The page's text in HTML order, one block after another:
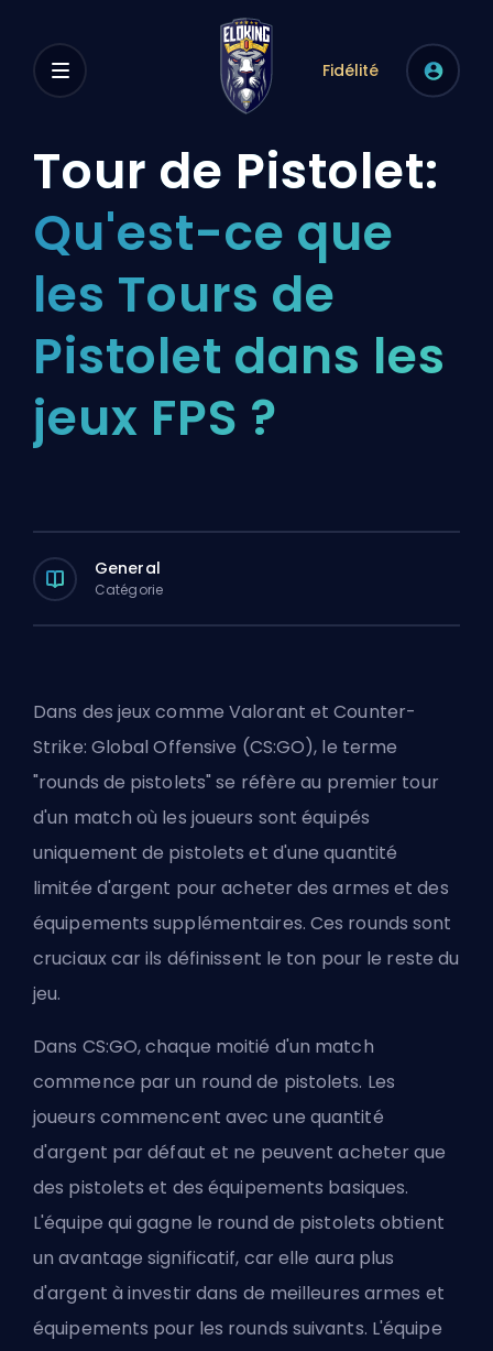
Fidélité
Tour de Pistolet:
Qu'est-ce que
les Tours de
Pistolet dans les
jeux FPS ?
General
Catégorie
Dans des jeux comme Valorant et Counter-
Strike: Global Offensive (CS:GO), le terme
"rounds de pistolets" se réfère au premier tour
d'un match où les joueurs sont équipés
uniquement de pistolets et d'une quantité
limitée d'argent pour acheter des armes et des
équipements supplémentaires. Ces rounds sont
cruciaux car ils définissent le ton pour le reste du
jeu.
Dans CS:GO, chaque moitié d'un match
commence par un round de pistolets. Les
joueurs commencent avec une quantité
d'argent par défaut et ne peuvent acheter que
des pistolets et des équipements basiques.
L'équipe qui gagne le round de pistolets obtient
un avantage significatif, car elle aura plus
d'argent à investir dans de meilleures armes et
équipements pour les rounds suivants. L'équipe